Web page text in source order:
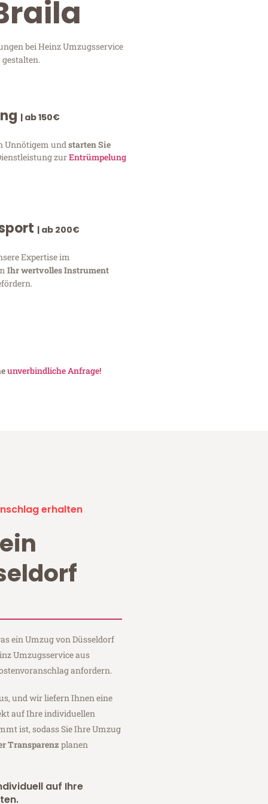
bei Heinz Umzugsservice
| ab 150€
Unnötigem undstarten Sie
zurEntrümpelung
| ab 200€
Expertise im
Ihr wertvolles Instrument
unverbindliche Anfrage!
erhalten
ein Umzug von Düsseldorf
Umzugsservice aus
anfordern.
und wir liefern Ihnen eine
auf Ihre individuellen
ist, sodass Sie Ihre Umzug
Transparenz planen
auf Ihre